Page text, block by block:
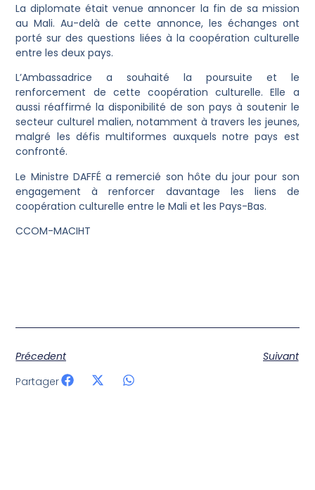
La diplomate était venue annoncer la fin de sa mission
au Mali. Au-delà de cette annonce, les échanges ont
porté sur des questions liées à la coopération culturelle
entre les deux pays.
L’Ambassadrice a souhaité la poursuite et le
renforcement de cette coopération culturelle. Elle a
aussi réaffirmé la disponibilité de son pays à soutenir le
secteur culturel malien, notamment à travers les jeunes,
malgré les défis multiformes auxquels notre pays est
confronté.
Le Ministre DAFFÉ a remercié son hôte du jour pour son
engagement à renforcer davantage les liens de
coopération culturelle entre le Mali et les Pays-Bas.
CCOM-MACIHT
Précedent
Suivant
Partager